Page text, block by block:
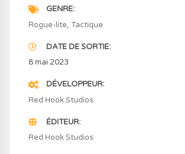
GENRE
Rogue-lite Tactique
DATE DE SORTIE
8 mai 2023
DÉVELOPPEUR
Red Hook Studios
ÉDITEUR
Red Hook Studios